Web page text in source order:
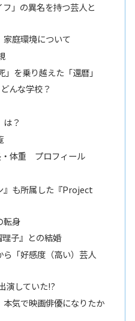
」の異名を持つ芸人と
庭環境について
」を乗り越えた「還暦」
んな学校？
？
・体重 プロフィール
』も所属した『Project
転身
理子』との結婚
ら「好感度（高い）芸人
演していた!?
気で映画俳優になりたか